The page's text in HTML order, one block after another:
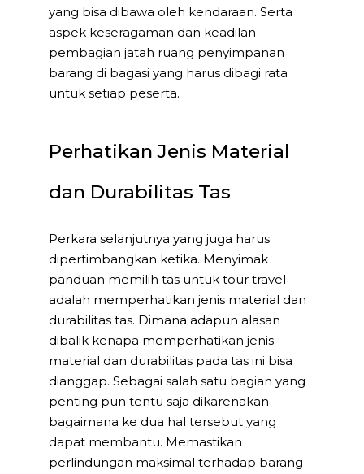
yang bisa dibawa oleh kendaraan. Serta
aspek keseragaman dan keadilan
pembagian jatah ruang penyimpanan
barang di bagasi yang harus dibagi rata
untuk setiap peserta.
Perhatikan Jenis Material
dan Durabilitas Tas
Perkara selanjutnya yang juga harus
dipertimbangkan ketika. Menyimak
panduan memilih tas untuk tour travel
adalah memperhatikan jenis material dan
durabilitas tas. Dimana adapun alasan
dibalik kenapa memperhatikan jenis
material dan durabilitas pada tas ini bisa
dianggap. Sebagai salah satu bagian yang
penting pun tentu saja dikarenakan
bagaimana ke dua hal tersebut yang
dapat membantu. Memastikan
perlindungan maksimal terhadap barang